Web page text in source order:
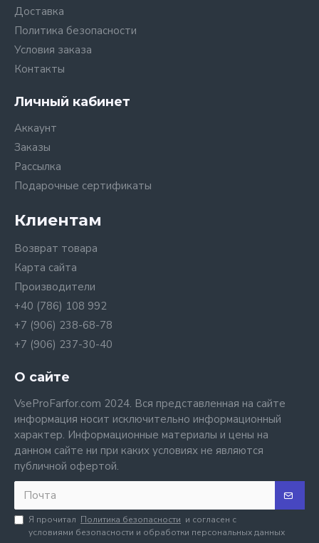
Доставка
Политика безопасности
Условия заказа
Контакты
Личный кабинет
Аккаунт
Заказы
Рассылка
Подарочные сертификаты
Клиентам
Возврат товара
Карта сайта
Производители
+40 (786) 108 992
+7 (906) 238-68-78
+7 (906) 237-30-40
О сайте
VseProFarfor.com 2024. Вся представленная на сайте
информация носит исключительно информационный
характер. Информационные материалы и цены на
данном сайте ни при каких условиях не являются
публичной офертой.
Я прочитал Политика безопасности и согласен с
условиями безопасности и обработки персональных данных